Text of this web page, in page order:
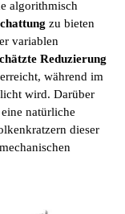
algorithmisch
zu bieten
variablen
Reduzierung
erreicht, während im
wird. Darüber
natürliche
dieser